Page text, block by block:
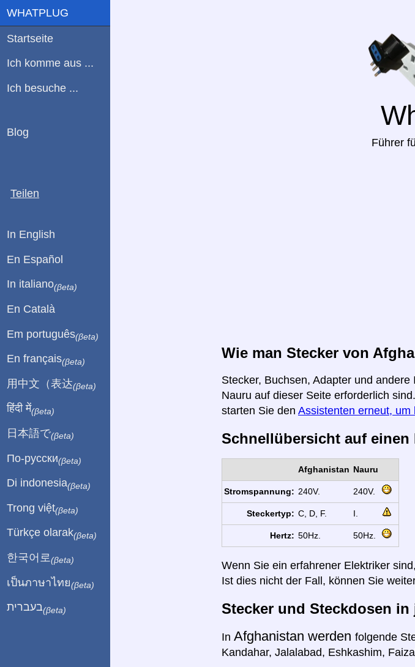
Führer
Wie man Stecker von
Stecker, Buchsen, Adapter und
Nauru auf dieser Seite erforderlich
starten Sie den Assistenten erneut,
Schnellübersicht auf einen
Afghanistan Nauru
Stromspannung: 240V. 240V.
Steckertyp: C, D, F. I.
Hertz: 50Hz. 50Hz.
Wenn Sie ein erfahrener Elektriker
Ist dies nicht der Fall, können Sie
Stecker und Steckdosen in
In Afghanistan werden folgende
Kandahar, Jalalabad, Eshkashim,
WHATPLUG
Startseite
Ich komme aus ...
Ich besuche ...
Blog
Teilen
In English
En Español
In italiano(βeta)
En Català
Em português(βeta)
En français(βeta)
用中文（表达(βeta)
हिंदी में(βeta)
日本語で(βeta)
По-русски(βeta)
Di indonesia(βeta)
Trong việt(βeta)
Türkçe olarak(βeta)
한국어로 (βeta)
เป็นภาษาไทย(βeta)
בעברית(βeta)